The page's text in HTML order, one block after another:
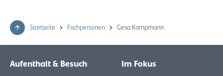
Startseite Fachpersonen Gesa Kampmann
Aufenthalt & Besuch
Im Fokus